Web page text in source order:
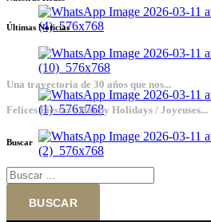
Últimas Noticias
Una trayectoria de 30 años que nos...
Felices Fiestas / Happy Holidays / Joyeuses...
Buscar
Buscar: